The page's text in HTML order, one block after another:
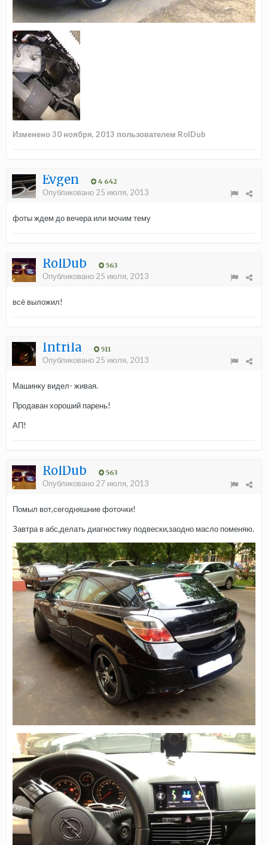
Изменено30 ноября, 2013 пользователем RolDub
Evgen 4 642
Опубликовано 25 июля, 2013
фоты ждем до вечера или мочим тему
RolDub 563
Опубликовано 25 июля, 2013
всё выложил!
Intrila 511
Опубликовано 25 июля, 2013
Машинку видел- живая.
Продаван хороший парень!
АП!
RolDub 563
Опубликовано 27 июля, 2013
Помыл вот,сегодняшние фоточки!
Завтра в абс,делать диагностику подвески,заодно масло поменяю.